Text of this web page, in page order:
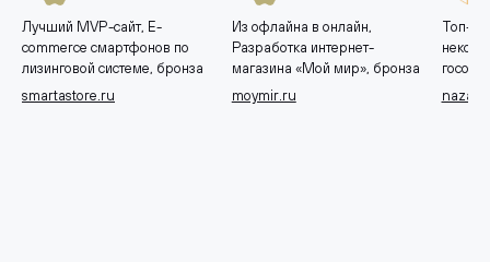
Лучший MVP-сайт, E-
commerce смартфонов по
лизинговой системе, бронза
smartastore.ru
Из офлайна в онлайн,
Разработка интернет-
магазина «Мой мир», бронза
moymir.ru
Топ-10